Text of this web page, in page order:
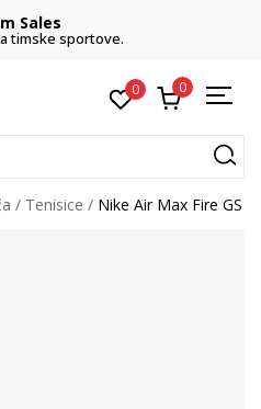
Sales
timske sportove.
0 0
Tenisice Nike Air Max Fire GS